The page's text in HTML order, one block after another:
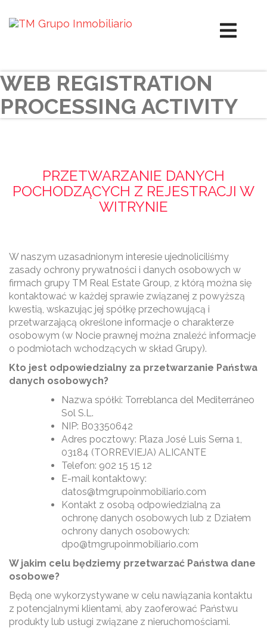
WEB REGISTRATION
PROCESSING ACTIVITY
PRZETWARZANIE DANYCH
POCHODZĄCYCH Z REJESTRACJI W
WITRYNIE
W naszym uzasadnionym interesie ujednoliciliśmy
zasady ochrony prywatności i danych osobowych w
firmach grupy TM Real Estate Group, z którą można się
kontaktować w każdej sprawie związanej z powyższą
kwestią, wskazując jej spółkę przechowującą i
przetwarzającą określone informacje o charakterze
osobowym (w Nocie prawnej można znaleźć informacje
o podmiotach wchodzących w skład Grupy).
Kto jest odpowiedzialny za przetwarzanie Państwa
danych osobowych?
Nazwa spółki: Torreblanca del Mediterráneo
Sol S.L.
NIP: B03350642
Adres pocztowy: Plaza José Luis Serna 1,
03184 (TORREVIEJA) ALICANTE
Telefon: 902 15 15 12
E-mail kontaktowy:
datos@tmgrupoinmobiliario.com
Kontakt z osobą odpowiedzialną za
ochronę danych osobowych lub z Działem
ochrony danych osobowych:
dpo@tmgrupoinmobiliario.com
W jakim celu będziemy przetwarzać Państwa dane
osobowe?
Będą one wykorzystywane w celu nawiązania kontaktu
z potencjalnymi klientami, aby zaoferować Państwu
produkty lub usługi związane z nieruchomościami.